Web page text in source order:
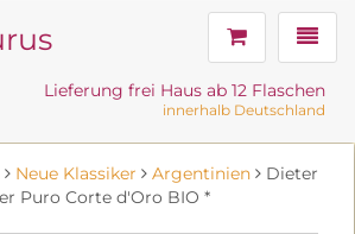
Lieferung frei Haus ab 12 Flaschen
innerhalb Deutschland
Neue Klassiker Argentinien Dieter
Puro Corte d'Oro BIO *